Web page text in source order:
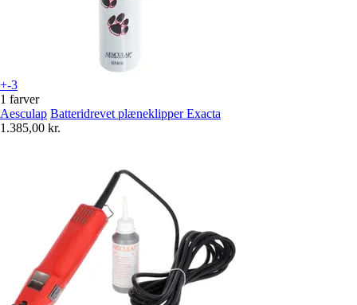
+-3
1 farver
Aesculap Batteridrevet plæneklipper Exacta
1.385,00 kr.